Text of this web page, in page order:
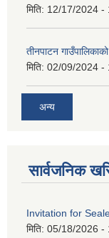
मिति: 12/17/2024 -
तीनपाटन
मिति: 02/09/2024 -
अन्य
सार्वजनिक
Invitation for
मिति: 05/18/2026 -